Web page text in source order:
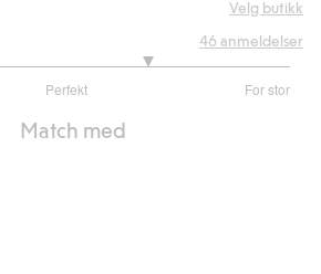
Velg butikk
Perfekt For stor
46 anmeldelser
Match med